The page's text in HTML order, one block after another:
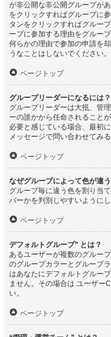
が非公開な非公開グループが
をクリックすればグループに
タンをクリックすればグルー
ープに参加する理由をグルー
何らかの理由で参加の申請を
うなことはしないでください。
ページトップ
グループリーダーになるには？
グループリーダーは大抵、管
ーの誰かから任命されること
必要と感じている場合、最初
メッセージで問い合わせてみる
ページトップ
なぜグループによって色が違
グループ毎に違う色を割り当
バーかを判別しやすいようにし
ページトップ
デフォルトグループ” とは？
あるユーザーが複数のグルー
のグループカラーとグループ
はあなたにデフォルトグルー
ません。その場合は ユーザー
い。
ページトップ